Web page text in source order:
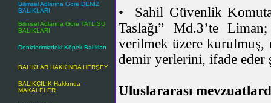
Bilimsel Adlarına Göre DENİZ
BALIKLARI
Bilimsel Adlarına Göre TATLISU
BALIKLARI
Denizlerimizdeki Köpek Balıkları
BALIKLAR HAKKINDA HERŞEY
BALIKÇILIK Hakkında
MAKALELER
• Sahil Güvenlik
Taslağı” Md.3’te
verilmek üzere kurulmuş,
demir yerlerini, ifade eder
Uluslararası